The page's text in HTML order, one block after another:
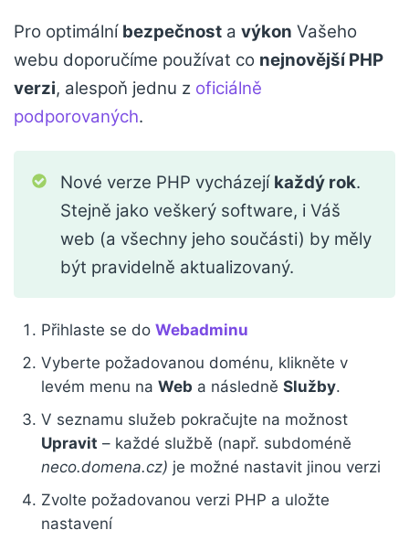
Pro optimální bezpečnost a výkon Vašeho
webu doporučíme používat co nejnovější PHP
verzi, alespoň jednu z oficiálně
podporovaných.
Nové verze PHP vycházejí každý rok.
Stejně jako veškerý software, i Váš
web (a všechny jeho součásti) by měly
být pravidelně aktualizovaný.
Přihlaste se do Webadminu
Vyberte požadovanou doménu, klikněte v
levém menu na Web a následně Služby.
V seznamu služeb pokračujte na možnost
Upravit – každé službě (např. subdoméně
neco.domena.cz) je možné nastavit jinou verzi
Zvolte požadovanou verzi PHP a uložte
nastavení